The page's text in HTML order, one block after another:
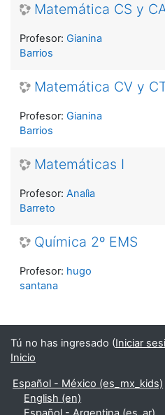
Matemática CS y
Profesor: Gianina
Barrios
Matemática CV y
Profesor: Gianina
Barrios
Matemáticas I
Profesor: Analìa
Barreto
Química 2º EMS
Profesor: hugo
santana
Tú no has ingresado (Iniciar
Inicio
Español - México ‎(es_mx_kids)‎
English ‎(en)‎